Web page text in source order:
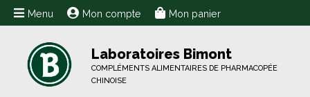
Laboratoires Bimont
COMPLÉMENTS ALIMENTAIRES DE PHARMACOPÉE
CHINOISE
Menu Mon compte Mon panier